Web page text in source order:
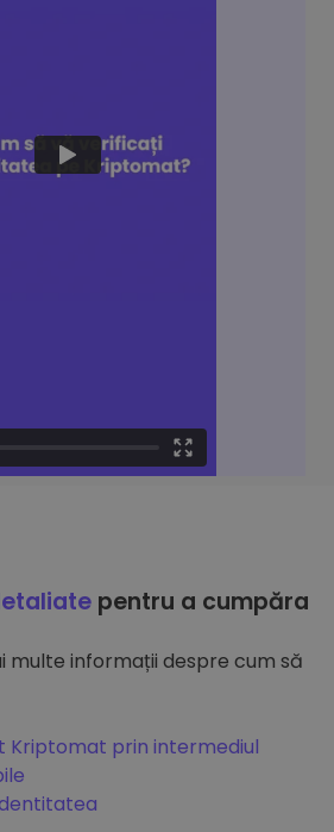
pentru a cumpăra
multe informații despre cum să
Kriptomat prin intermediul